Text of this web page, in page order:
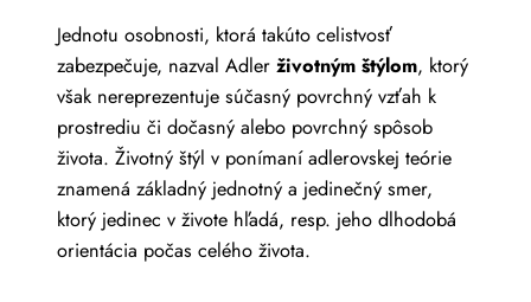
Jednotu osobnosti, ktorá takúto celistvosť
zabezpečuje, nazval Adler životným štýlom, ktorý
však nereprezentuje súčasný povrchný vzťah k
prostrediu či dočasný alebo povrchný spôsob
života. Životný štýl v ponímaní adlerovskej teórie
znamená základný jednotný a jedinečný smer,
ktorý jedinec v živote hľadá, resp. jeho dlhodobá
orientácia počas celého života.